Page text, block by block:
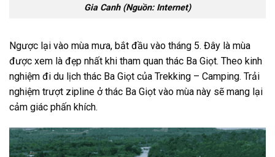
Gia Canh (Nguồn: Internet)
Ngược lại vào mùa mưa, bắt đầu vào tháng 5. Đây là mùa
được xem là đẹp nhất khi tham quan thác Ba Giọt. Theo kinh
nghiệm đi du lịch thác Ba Giọt của Trekking – Camping. Trải
nghiệm trượt zipline ở thác Ba Giọt vào mùa này sẽ mang lại
cảm giác phấn khích.